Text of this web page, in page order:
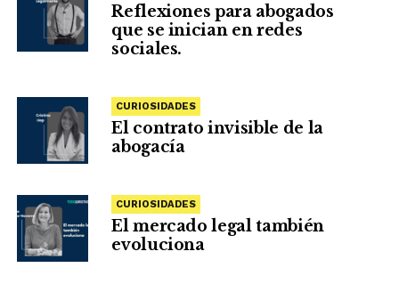
Reflexiones para abogados
que se inician en redes
sociales.
CURIOSIDADES
El contrato invisible de la
abogacía
CURIOSIDADES
El mercado legal también
evoluciona